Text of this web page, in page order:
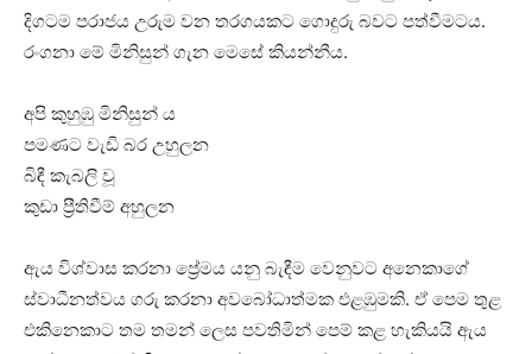
දිගටම පරාජය උරුම වන තරගයකට ගොදුරු බවට පත්වීමටය.
රංගනා මේ මිනිසුන් ගැන මෙසේ කියන්නීය.
අපි කුහුඹු මිනිසුන් ය
පමණට වැඩි බර උහුලන
බිඳී කැබලි වූ
කුඩා ප්‍රීතිවීම් අහුලන
ඇය විශ්වාස කරනා ප්‍රේමය යනු බැඳීම වෙනුවට අනෙකාගේ
ස්වාධීනත්වය ගරු කරනා අවබෝධාත්මක එළඹුමකි. ඒ පෙම තුළ
එකිනෙකාට තම තමන් ලෙස පවතිමින් පෙම් කළ හැකියයි ඇය